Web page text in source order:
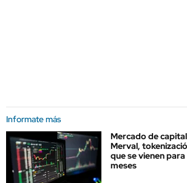
Informate más
Mercado de
Merval,
que se vienen
meses